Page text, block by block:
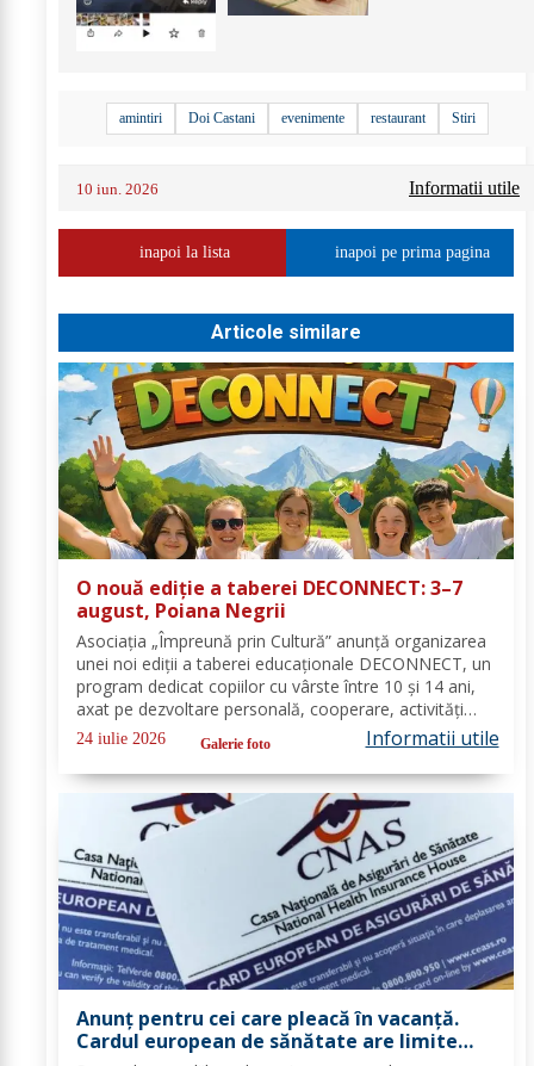
amintiri Doi Castani evenimente restaurant Stiri
10 iun. 2026 Informatii utile
inapoi la lista inapoi pe prima pagina
Articole similare
O nouă ediție a taberei DECONNECT: 3–7
august, Poiana Negrii
Asociația „Împreună prin Cultură” anunță organizarea
unei noi ediții a taberei educaționale DECONNECT, un
program dedicat copiilor cu vârste între 10 și 14 ani,
axat pe dezvoltare personală, cooperare, activități
outdoor și deconectare totală de la telefon. O tabără
cu sens, nu doar o vacanță!...
24 iulie 2026 Galerie foto Informatii utile
Anunț pentru cei care pleacă în vacanță.
Cardul european de sănătate are limite